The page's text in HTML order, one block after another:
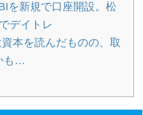
を新規で口座開設。松
デイトレ
本を読んだものの、取
も…